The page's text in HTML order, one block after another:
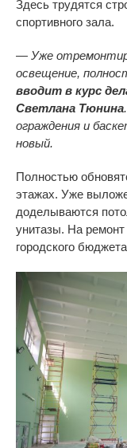
Здесь трудятся
спортивного зала.
— Уже
освещение,
вводит в курс
Светлана Тюнина
ограждения и
новый.
Полностью
этажах. Уже
доделываются
унитазы. На ремонт
городского